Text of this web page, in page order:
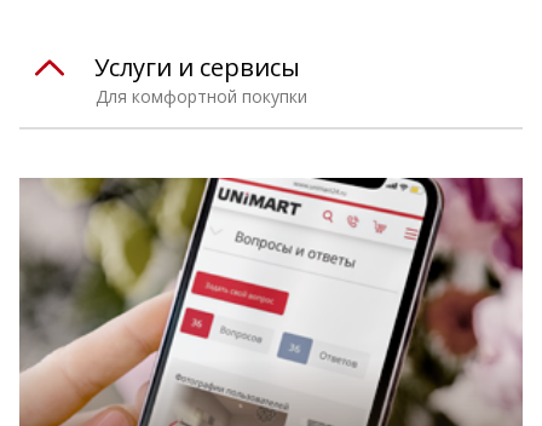
Для комфортной покупки
Услуги и сервисы